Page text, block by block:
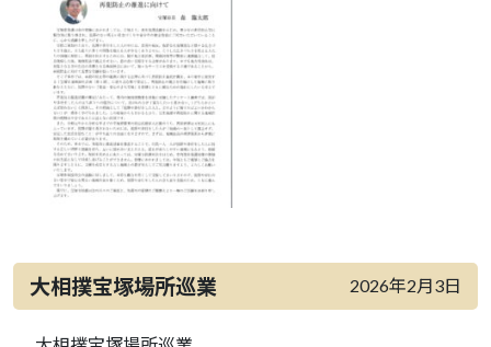
大相撲宝塚場所巡業 2026年2月3日